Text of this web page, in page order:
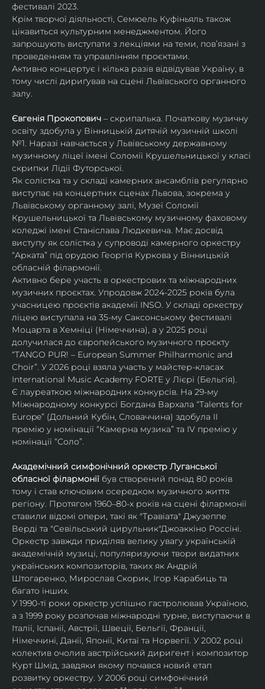
фестивалі 2023.
Крім творчої діяльності, Семюель Куфіньяль також
цікавиться культурним менеджментом. Його
запрошують виступати з лекціями на теми, пов’язані з
проведенням та управлінням проєктами.
Активно концертує і кілька разів відвідував Україну, в
тому числі дириґував на сцені Львівського органного
залу.
Євгенія Прокопович – скрипалька. Початкову музичну
освіту здобула у Вінницькій дитячій музичній школі
№1. Наразі навчається у Львівському державному
музичному ліцеї імені Соломії Крушельницької у класі
скрипки Лідії Футорської.
Як солістка та у складі камерних ансамблів регулярно
виступає на концертних сценах Львова, зокрема у
Львівському органному залі, Музеї Соломії
Крушельницької та Львівському музичному фаховому
коледжі імені Станіслава Людкевича. Має досвід
виступу як солістка у супроводі камерного оркестру
“Арката” під орудою Георгія Куркова у Вінницькій
обласній філармонії.
Активно бере участь в оркестрових та міжнародних
музичних проєктах. Упродовж 2024-2025 років була
учасницею проєктів академії INSO. У складі оркестру
ліцею виступала на 35-му Саксонському фестивалі
Моцарта в Хемніці (Німеччина), а у 2025 році
долучилася до європейського музичного проєкту
“TANGO PUR! – European Summer Philharmonic and
Choir”. У 2026 році взяла участь у майстер-класах
International Music Academy FORTE у Лієрі (Бельгія).
Є лауреаткою міжнародних конкурсів. На 29-му
Міжнародному конкурсі Богдана Вархала “Talents for
Europe” (Дольний Кубін, Словаччина) здобула ІІ
премію у номінації “Камерна музика” та IV премію у
номінації “Соло”.
Академічний симфонічний оркестр Луганської
обласної філармонії був створений понад 80 років
тому і став ключовим осередком музичного життя
регіону. Протягом 1960–80-х років на сцені філармонії
ставили відомі опери, такі як "Травіата" Джузеппе
Верді та "Севільський цирульник"Джоаккіно Россіні.
Оркестр завжди приділяв велику увагу українській
академічній музиці, популяризуючи твори видатних
українських композиторів, таких як Андрій
Штогаренко, Мирослав Скорик, Ігор Карабиць та
багато інших.
У 1990-ті роки оркестр успішно гастролював Україною,
а з 1999 року розпочав міжнародні турне, виступаючи в
Італії, Іспанії, Австрії, Швеції, Бельгії, Франції,
Німеччині, Данії, Японії, Китаї та Норвегії. У 2002 році
колектив очолив австрійський диригент і композитор
Курт Шмід, завдяки якому почався новий етап
розвитку оркестру. У 2006 році симфонічний